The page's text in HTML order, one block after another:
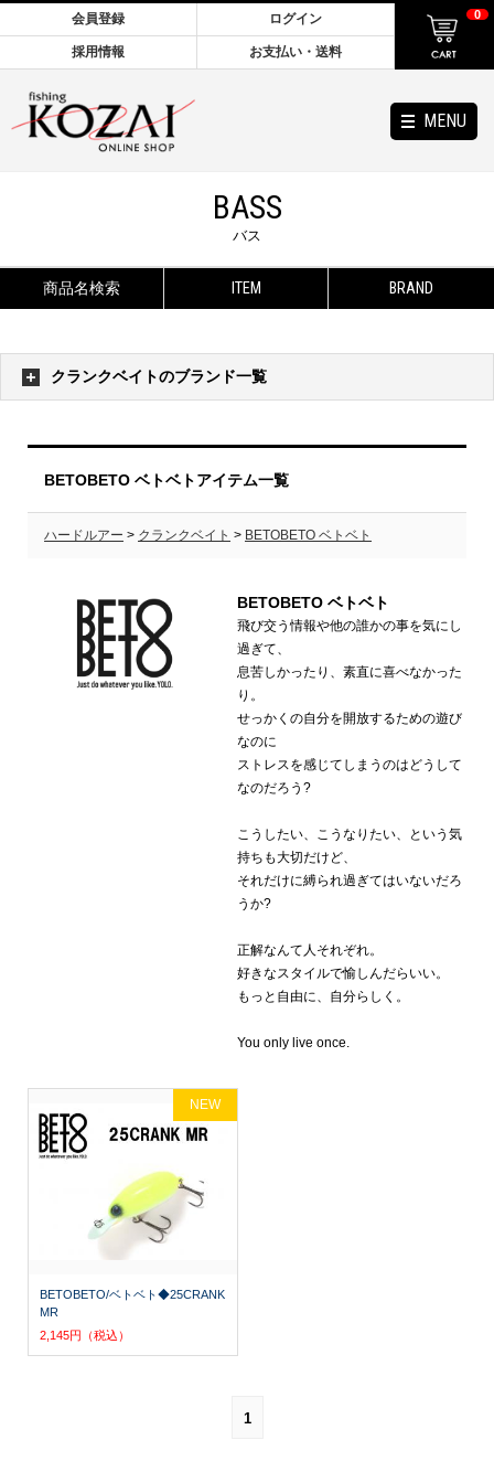
MENU
会員登録 ログイン
採用情報 お支払い・送料
0
BASS
バス
商品名検索 ITEM BRAND
クランクベイトのブランド一覧
BETOBETO ベトベトアイテム一覧
ハードルアー > クランクベイト > BETOBETO ベトベト
BETOBETO ベトベト
飛び交う情報や他の誰かの事を気にし
過ぎて、
息苦しかったり、素直に喜べなかった
り。
せっかくの自分を開放するための遊び
なのに
ストレスを感じてしまうのはどうして
なのだろう?
こうしたい、こうなりたい、という気
持ちも大切だけど、
それだけに縛られ過ぎてはいないだろ
うか?
正解なんて人それぞれ。
好きなスタイルで愉しんだらいい。
もっと自由に、自分らしく。
You only live once.
BETOBETO/ベトベト◆25CRANK
MR
2,145円（税込）
NEW
1